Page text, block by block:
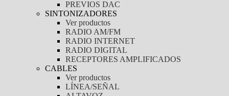
PREVIOS DAC
SINTONIZADORES
Ver productos
RADIO AM/FM
RADIO INTERNET
RADIO DIGITAL
RECEPTORES AMPLIFICADOS
CABLES
Ver productos
LÍNEA/SEÑAL